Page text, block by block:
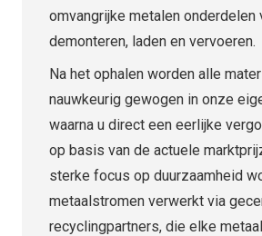
omvangrijke metalen onderdelen
demonteren, laden en vervoeren.
Na het ophalen worden alle
nauwkeurig gewogen in onze
waarna u direct een eerlijke
op basis van de actuele
sterke focus op duurzaamheid
metaalstromen verwerkt via
recyclingpartners, die elke